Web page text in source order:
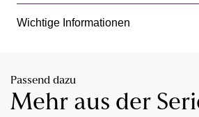
Wichtige Informationen
Passend dazu
Mehr aus der